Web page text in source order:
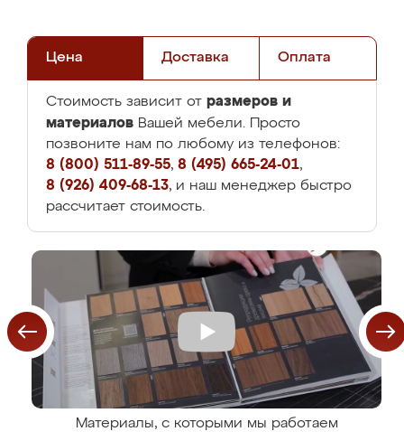
Цена Доставка Оплата
Стоимость зависит от размеров и
материалов Вашей мебели. Просто
позвоните нам по любому из телефонов:
8 (800) 511-89-55, 8 (495) 665-24-01,
8 (926) 409-68-13, и наш менеджер быстро
рассчитает стоимость.
Материалы, с которыми мы работаем